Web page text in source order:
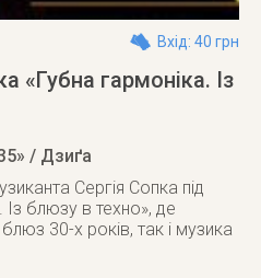
Вхід: 40 грн
«Губна гармоніка. Із
/ Дзиґа
Сергія Сопка під
блюзу в техно», де
30-х років, так і музика